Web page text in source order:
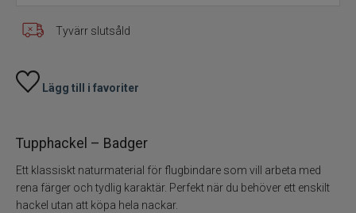
Havsöring Lax
Huvuden ögon
Marc Petitjean
Syntetmaterial
Tyvärr slutsåld
Lägg till i favoriter
Tupphackel – Badger
Ett klassiskt naturmaterial för flugbindare som vill arbeta med
rena färger och tydlig karaktär. Perfekt när du behöver ett enskilt
hackel utan att köpa hela nackar.